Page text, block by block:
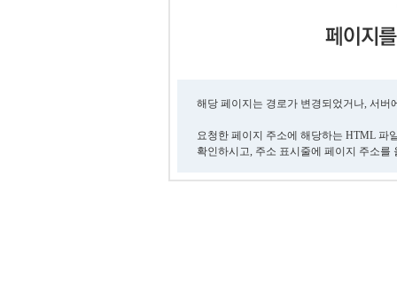
해당 페이지는 경로가 변경되었거나, 서
요청한 페이지 주소에 해당하는 HTML 파
확인하시고, 주소 표시줄에 페이지 주소